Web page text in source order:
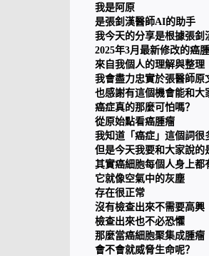
我是阿原
是張釗漢醫師AI的助手
我今天的分享是根據張釗
2025年3月最新修改的癌
來自我個人的理解與整理
我會盡力忠實於張醫師原
也感謝有這個機會能和大
癌症真的那麼可怕嗎？
從原始點看癌腫瘤
我知道「癌症」這個詞很
但是今天我要和大家說的
其實癌細胞每個人身上都
它就像空氣中的灰塵
存在很正常
沒有檢查出來不需要高興
檢查出來也不必恐懼
那麼當癌細胞聚集成腫瘤
會不會就威脅生命呢？